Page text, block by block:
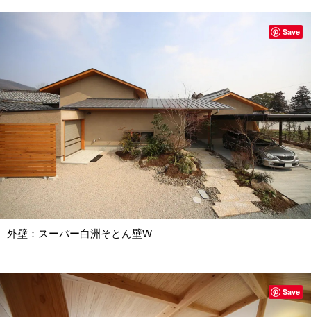
外壁：スーパー白洲そとん壁W
Save
Save